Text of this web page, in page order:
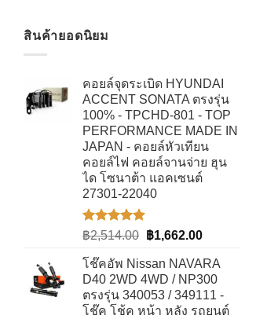
สินค้ายอดนิยม
คอยล์จุดระเบิด HYUNDAI
ACCENT SONATA ตรงรุ่น
100% - TPCHD-801 - TOP
PERFORMANCE MADE IN
JAPAN - คอยล์หัวเทียน
คอยล์ไฟ คอยล์จานจ่าย ฮุน
ได โซนาต้า แอคเซนต์
27301-22040
ให้คะแนน
1-5
คะแนน
฿2,514.00 Original
was:
฿2,514.00.
฿1,662.00Current
is:
฿1,662.00.
โช๊คอัพ Nissan NAVARA
D40 2WD 4WD / NP300
ตรงรุ่น 340053 / 349111 -
โช๊ค โช้ค หน้า หลัง รถยนต์